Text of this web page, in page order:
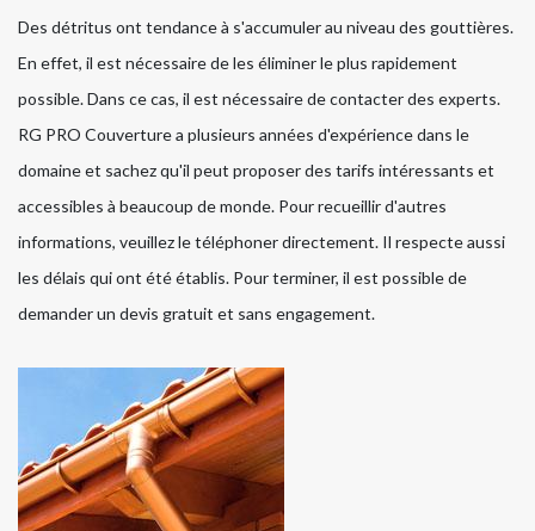
Des détritus ont tendance à s'accumuler au niveau des gouttières.
En effet, il est nécessaire de les éliminer le plus rapidement
possible. Dans ce cas, il est nécessaire de contacter des experts.
RG PRO Couverture a plusieurs années d'expérience dans le
domaine et sachez qu'il peut proposer des tarifs intéressants et
accessibles à beaucoup de monde. Pour recueillir d'autres
informations, veuillez le téléphoner directement. Il respecte aussi
les délais qui ont été établis. Pour terminer, il est possible de
demander un devis gratuit et sans engagement.